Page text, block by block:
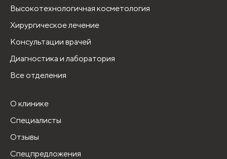
Высокотехнологичная косметология
Хирургическое лечение
Консультации врачей
Диагностика и лаборатория
Все отделения
О клинике
Специалисты
Отзывы
Спецпредложения